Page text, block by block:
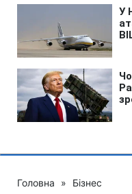
Головна » Бізнес